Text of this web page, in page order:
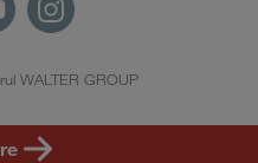
WALTER GROUP